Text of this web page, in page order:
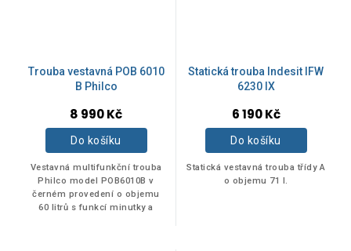
Trouba vestavná POB 6010
B Philco
8 990 Kč
Do košíku
Vestavná multifunkční trouba
Philco model POB6010B v
černém provedení o objemu
60 litrů s funkcí minutky a
Statická trouba Indesit IFW
6230 IX
6 190 Kč
Do košíku
Statická vestavná trouba třídy A
o objemu 71 l.